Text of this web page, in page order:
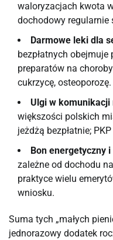
waloryzacjach kwota
dochodowy regularnie
Darmowe leki dla
bezpłatnych
preparatów na
cukrzycę, osteoporozę.
Ulgi w
większości polskich
jeżdżą bezpłatnie;
Bon energetyczny
zależne od dochodu
praktyce wielu
wniosku.
Suma tych „małych
jednorazowy dodatek